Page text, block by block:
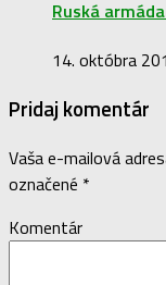
Ruská
14. októbra
Pridaj komentár
Vaša e-mailová
označené *
Komentár